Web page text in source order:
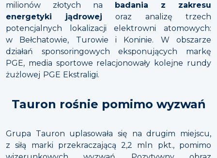
milionów złotych na badania z zakresu
energetyki jądrowej oraz analizę trzech
potencjalnych lokalizacji elektrowni atomowych:
w Bełchatowie, Turowie i Koninie. W obszarze
działań sponsoringowych eksponujących markę
PGE, media sportowe relacjonowały kolejne rundy
żużlowej PGE Ekstraligi.
Tauron rośnie pomimo wyzwań
Grupa Tauron uplasowała się na drugim miejscu,
z siłą marki przekraczającą 2,2 mln pkt., pomimo